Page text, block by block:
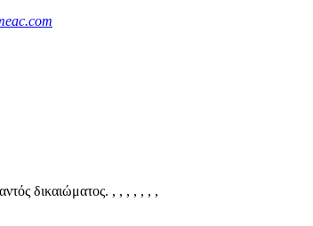
δικαιώματος. , , , , , , ,